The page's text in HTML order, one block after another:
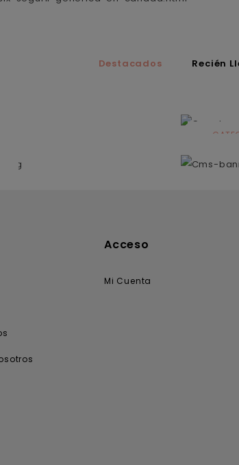
Destacados Recién
Acceso
Mi Cuenta